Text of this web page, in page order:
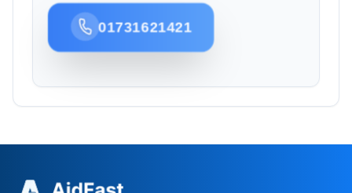
01731621421